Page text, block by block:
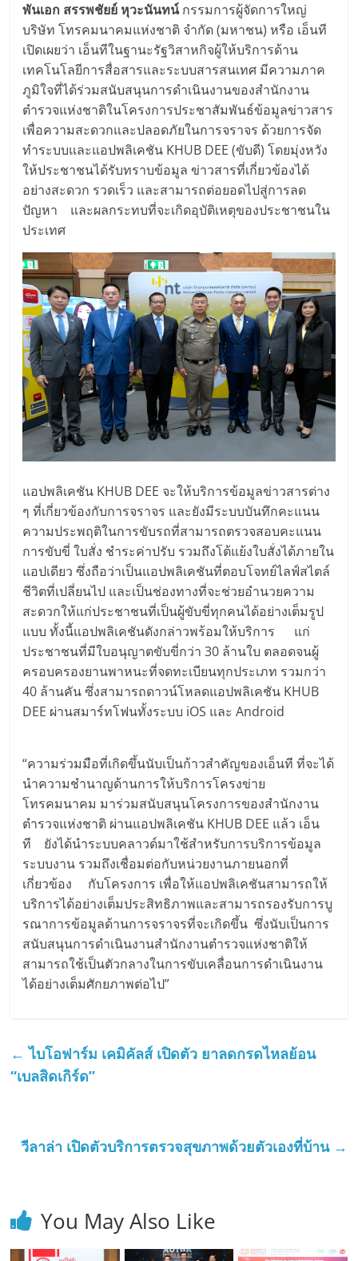
พันเอก สรรพชัยย์ หุวะนันทน์กรรมการผู้จัดการใหญ่
บริษัท โทรคมนาคมแห่งชาติ จำกัด (มหาชน) หรือ เอ็นที
เปิดเผยว่า เอ็นทีในฐานะรัฐวิสาหกิจผู้ให้บริการด้าน
เทคโนโลยีการสื่อสารและระบบสารสนเทศ มีความภาค
ภูมิใจที่ได้ร่วมสนับสนุนการดำเนินงานของสำนักงาน
ตำรวจแห่งชาติในโครงการประชาสัมพันธ์ข้อมูลข่าวสาร
เพื่อความสะดวกและปลอดภัยในการจราจร ด้วยการจัด
ทำระบบและแอปพลิเคชัน KHUB DEE (ขับดี) โดยมุ่งหวัง
ให้ประชาชนได้รับทราบข้อมูล ข่าวสารที่เกี่ยวข้องได้
อย่างสะดวก รวดเร็ว และสามารถต่อยอดไปสู่การลด
ปัญหา และผลกระทบที่จะเกิดอุบัติเหตุของประชาชนใน
ประเทศ
แอปพลิเคชัน KHUB DEE จะให้บริการข้อมูลข่าวสารต่าง
ๆ ที่เกี่ยวข้องกับการจราจร และยังมีระบบบันทึกคะแนน
ความประพฤติในการขับรถที่สามารถตรวจสอบคะแนน
การขับขี่ ใบสั่ง ชำระค่าปรับ รวมถึงโต้แย้งใบสั่งได้ภายใน
แอปเดียว ซึ่งถือว่าเป็นแอปพลิเคชันที่ตอบโจทย์ไลฟ์สไตล์
ชีวิตที่เปลี่ยนไป และเป็นช่องทางที่จะช่วยอำนวยความ
สะดวกให้แก่ประชาชนที่เป็นผู้ขับขี่ทุกคนได้อย่างเต็มรูป
แบบ ทั้งนี้แอปพลิเคชันดังกล่าวพร้อมให้บริการ แก่
ประชาชนที่มีใบอนุญาตขับขี่กว่า 30 ล้านใบ ตลอดจนผู้
ครอบครองยานพาหนะที่จดทะเบียนทุกประเภท รวมกว่า
40 ล้านคัน ซึ่งสามารถดาวน์โหลดแอปพลิเคชัน KHUB
DEE ผ่านสมาร์ทโฟนทั้งระบบ iOS และ Android
“ความร่วมมือที่เกิดขึ้นนับเป็นก้าวสำคัญของเอ็นที ที่จะได้
นำความชำนาญด้านการให้บริการโครงข่าย
โทรคมนาคม มาร่วมสนับสนุนโครงการของสำนักงาน
ตำรวจแห่งชาติ ผ่านแอปพลิเคชัน KHUB DEE แล้ว เอ็น
ที ยังได้นำระบบคลาวด์มาใช้สำหรับการบริการข้อมูล
ระบบงาน รวมถึงเชื่อมต่อกับหน่วยงานภายนอกที่
เกี่ยวข้อง กับโครงการ เพื่อให้แอปพลิเคชันสามารถให้
บริการได้อย่างเต็มประสิทธิภาพและสามารถรองรับการบู
รณาการข้อมูลด้านการจราจรที่จะเกิดขึ้น ซึ่งนับเป็นการ
สนับสนุนการดำเนินงานสำนักงานตำรวจแห่งชาติให้
สามารถใช้เป็นตัวกลางในการขับเคลื่อนการดำเนินงาน
ได้อย่างเต็มศักยภาพต่อไป”
← ไบโอฟาร์ม เคมิคัลส์ เปิดตัว ยาลดกรดไหลย้อน
“เบลสิดเกิร์ด”
วีลาล่า เปิดตัวบริการตรวจสุขภาพด้วยตัวเองที่บ้าน →
You May Also Like